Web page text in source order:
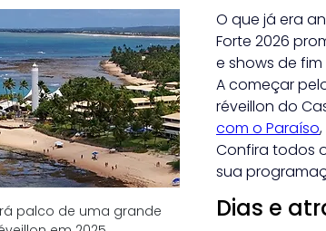
palco de uma grande
O que já era
Forte 2026
e shows de fim
A começar
réveillon do
com o Paraíso
Confira todos
sua
Dias e